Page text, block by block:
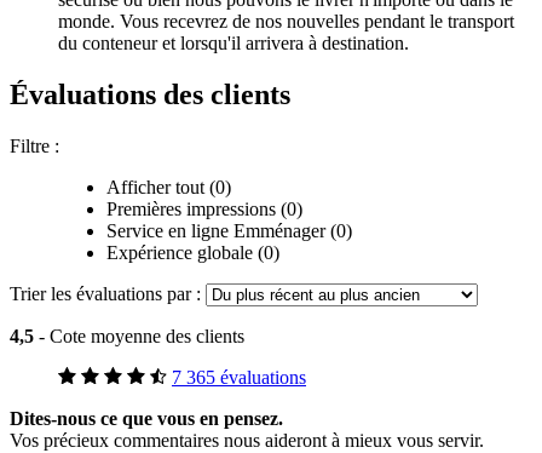
monde. Vous recevrez de nos nouvelles pendant le transport
du conteneur et lorsqu'il arrivera à destination.
Évaluations des clients
Filtre :
Afficher tout (0)
Premières impressions (0)
Service en ligne Emménager (0)
Expérience globale (0)
Trier les évaluations par :
4,5 - Cote moyenne des clients
7 365 évaluations
Dites-nous ce que vous en pensez.
Vos précieux commentaires nous aideront à mieux vous servir.